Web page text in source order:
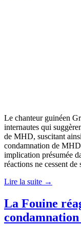
Le chanteur guinéen
internautes qui
de MHD, suscitant
condamnation de
implication présumée
réactions ne cessent
Lire la suite →
La Fouine